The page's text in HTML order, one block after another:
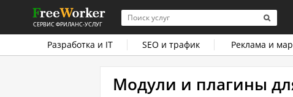
СЕРВИС ФРИЛАНС-УСЛУГ
Разработка и IT SEO и трафик Реклама и
Модули и плагины